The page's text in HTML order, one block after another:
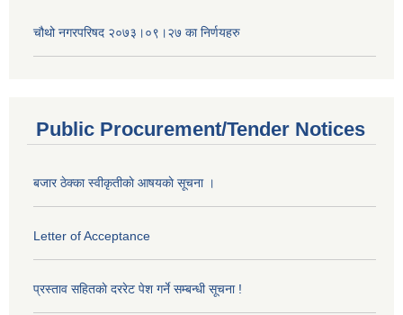
चौथो नगरपरिषद २०७३।०९।२७ का निर्णयहरु
Public Procurement/Tender Notices
बजार ठेक्का स्वीकृतीकाे आषयकाे सूचना ।
Letter of Acceptance
प्रस्ताव सहितकाे दररेट पेश गर्ने सम्बन्धी सूचना !